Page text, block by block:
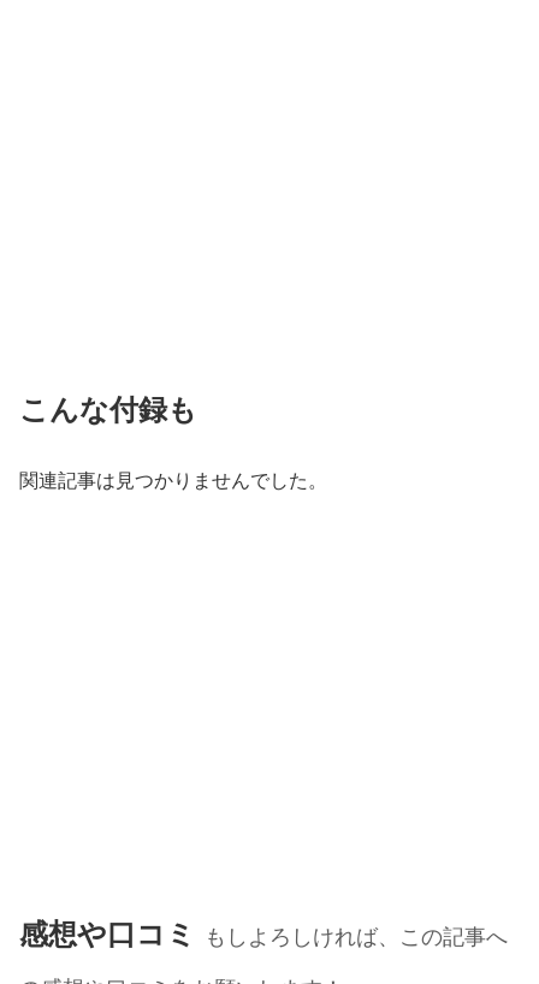
こんな付録も
関連記事は見つかりませんでした。
感想や口コミ
もしよろしければ、この記事へ